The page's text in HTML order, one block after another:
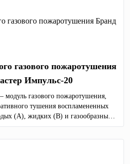
газового пожаротушения
Импульс-20
модуль газового пожаротушения,
тушения воспламененных
(А), жидких (В) и газообразных
объему защищаемого объекта.